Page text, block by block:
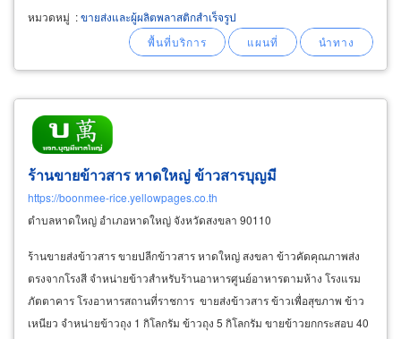
สูง และมีขั้นตอนการผลิตที่ได้มาตรฐานสากล iso
9001 2015 รับผลิตสินค้าพลาสติกทั้ง งานฉีด
injection งานเป่าขวด และงาน vacuum
หมวดหมู่ :ขายส่งและผู้ผลิตพลาสติกสำเร็จรูป
ร้านขายข้าวสาร หาดใหญ่ ข้าวสารบุญมี
https://boonmee-rice.yellowpages.co.th
ตำบลหาดใหญ่ อำเภอหาดใหญ่ จังหวัดสงขลา 90110
ร้านขายส่งข้าวสาร ขายปลีกข้าวสาร หาดใหญ่ สงขลา ข้าวคัดคุณภาพส่ง
ตรงจากโรงสี จำหน่ายข้าวสำหรับร้านอาหารศูนย์อาหารตามห้าง โรงแรม
ภัตตาคาร โรงอาหารสถานที่ราชการ ขายส่งข้าวสาร ข้าวเพื่อสุขภาพ ข้าว
เหนียว จำหน่ายข้าวถุง 1 กิโลกรัม ข้าวถุง 5 กิโลกรัม ขายข้าวยกกระสอบ 40